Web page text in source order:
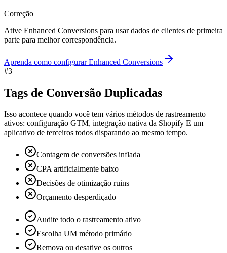
Correção
Ative Enhanced Conversions para usar dados de clientes de primeira
parte para melhor correspondência.
Aprenda como configurar Enhanced Conversions
#3
Tags de Conversão Duplicadas
Isso acontece quando você tem vários métodos de rastreamento
ativos: configuração GTM, integração nativa da Shopify E um
aplicativo de terceiros todos disparando ao mesmo tempo.
Contagem de conversões inflada
CPA artificialmente baixo
Decisões de otimização ruins
Orçamento desperdiçado
Audite todo o rastreamento ativo
Escolha UM método primário
Remova ou desative os outros